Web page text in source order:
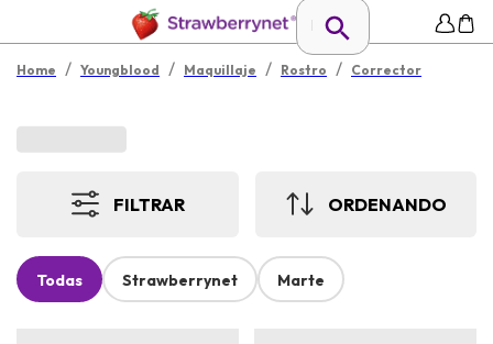
Home / Youngblood / Maquillaje / Rostro / Corrector
FILTRAR ORDENANDO
Todas Strawberrynet Marte